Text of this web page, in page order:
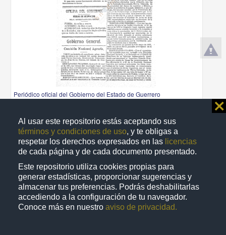
Al usar este repositorio estás aceptando sus
términos y condiciones de uso, y te obligas a
respetar los derechos expresados en las licencias
de cada página y de cada documento presentado.
Este repositorio utiliza cookies propias para
generar estadísticas, proporcionar sugerencias y
almacenar tus preferencias. Podrás deshabilitarlas
accediendo a la configuración de tu navegador.
Conoce más en nuestro aviso de privacidad.
⨯
Periódico oficial del Gobierno del Estado de Guerrero
Publicación periódica